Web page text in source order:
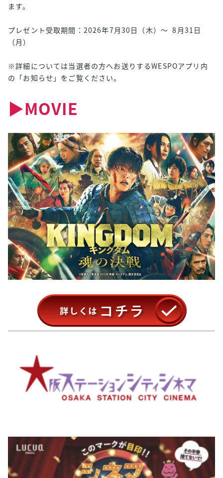
ます。
プレゼント受取期間：2026年7月30日（木）～ 8月31日
（月）
※詳細については当選者の方へお送りするWESPOアプリ内
の「お知らせ」をご覧ください。
▶︎MOVIE